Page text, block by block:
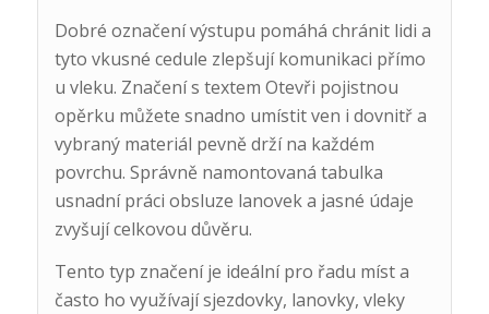
Dobré označení výstupu pomáhá chránit lidi a
tyto vkusné cedule zlepšují komunikaci přímo
u vleku. Značení s textem Otevři pojistnou
opěrku můžete snadno umístit ven i dovnitř a
vybraný materiál pevně drží na každém
povrchu. Správně namontovaná tabulka
usnadní práci obsluze lanovek a jasné údaje
zvyšují celkovou důvěru.
Tento typ značení je ideální pro řadu míst a
často ho využívají sjezdovky, lanovky, vleky